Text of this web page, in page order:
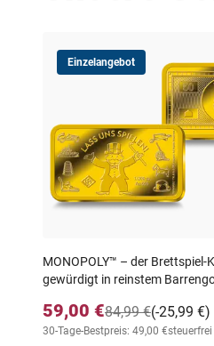
Einzelangebot
MONOPOLY™ – der Brettspiel-
gewürdigt in reinstem
59,00 € (-25,99 €)
84,99 €
30-Tage-Bestpreis: 49,00 €steuerfrei